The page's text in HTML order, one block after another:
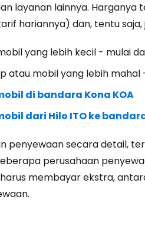
layanan lainnya.
hariannya) dan, tentu saja,
yang lebih kecil - mulai
atau mobil yang lebih mahal
di bandara Kona KOA
dari Hilo ITO ke
penyewaan secara detail,
perusahaan
membayar ekstra,